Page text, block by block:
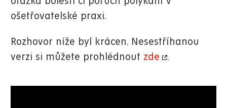
ošetřovatelské praxi.
Rozhovor níže byl krácen. Nesestříhanou
verzi si můžete prohlédnout zde .